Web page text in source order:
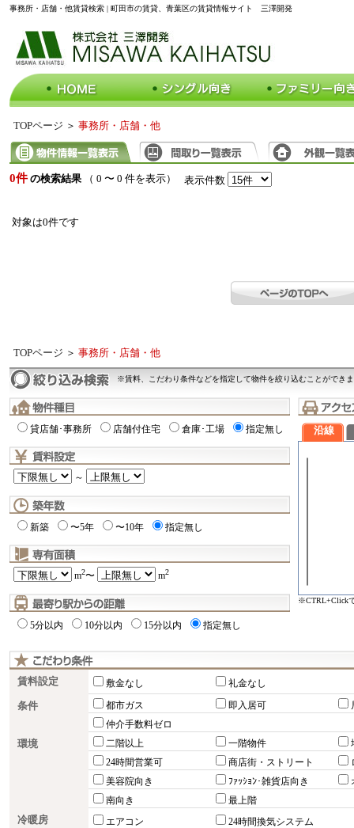
事務所・店舗・他賃貸検索 | 町田市の賃貸、青葉区の賃貸情報サイト 三澤開発
TOPページ ＞ 事務所・店舗・他
0件 の検索結果 （ 0 〜 0 件を表示） 表示件数
対象は0件です
TOPページ ＞ 事務所・店舗・他
※賃料、こだわり条件などを指定して物件を絞り込むことができ
貸店舗･事務所 店舗付住宅 倉庫･工場 指定無し
～
新築 〜5年 〜10年 指定無し
m2〜 m2
5分以内 10分以内 15分以内 指定無し
沿線
※CTRL+Click
賃料設定 敷金なし 礼金なし
条件 都市ガス 即入居可
仲介手数料ゼロ
環境 二階以上 一階物件
24時間営業可
商店街・ストリート
美容院向き
ﾌｧｯｼｮﾝ･雑貨店向き
南向き
最上階
冷暖房 エアコン 24時間換気システム